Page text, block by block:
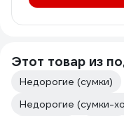
Этот товар из
Недорогие (сумки)
Недорогие (сумки-